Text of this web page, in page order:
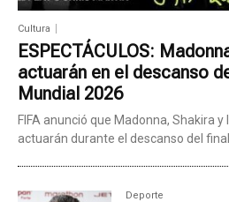
Cultura
ESPECTÁCULOS:
actuarán en el descanso
Mundial 2026
FIFA anunció que Madonna, Shakira y
actuarán durante el descanso del final
Deporte